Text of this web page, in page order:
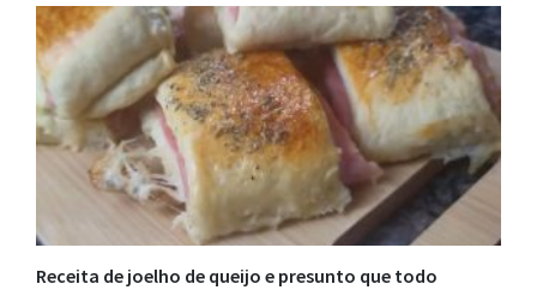
Receita de joelho de queijo e presunto que todo